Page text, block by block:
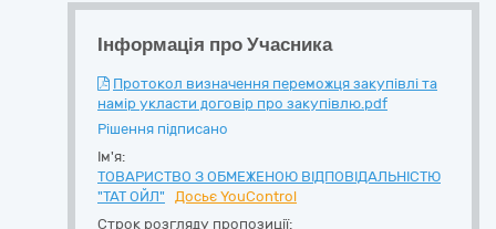
Інформація про Учасника
Протокол визначення переможця закупівлі та
намір укласти договір про закупівлю.pdf
Рішення підписано
Ім'я:
ТОВАРИСТВО З ОБМЕЖЕНОЮ ВІДПОВІДАЛЬНІСТЮ
"ТАТ ОЙЛ"
Досьє YouControl
Строк розгляду пропозиції: